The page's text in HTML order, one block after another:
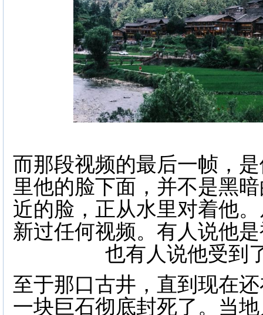
而那段视频的最后一帧，
里他的脸下面，并不是黑
近的脸，正从水里对着他
新过任何视频。有人说他
也有人说他受到
至于那口古井，直到现在
一块巨石彻底封死了。当